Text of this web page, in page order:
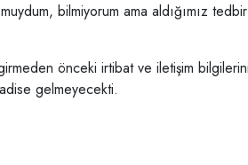
bilmiyorum ama aldığımız
önceki irtibat ve iletişim
gelmeyecekti.